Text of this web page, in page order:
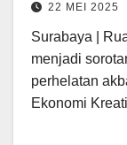
22 MEI 2025
Surabaya |
menjadi
perhelatan
Ekonomi